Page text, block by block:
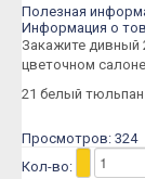
Розы
Розы
Полезная
Информация о
Закажите дивный
цветочном
21 белый
Просмотров: 324
Кол-во: